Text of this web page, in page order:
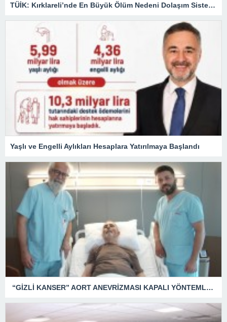
TÜİK: Kırklareli’nde En Büyük Ölüm Nedeni Dolaşım Sistemi Hastalıkları
Yaşlı ve Engelli Aylıkları Hesaplara Yatırılmaya Başlandı
“GİZLİ KANSER” AORT ANEVRİZMASI KAPALI YÖNTEMLE TEDAVİ EDİLDİ